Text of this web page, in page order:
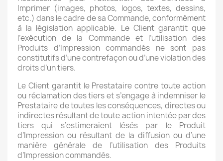
Imprimer (images, photos, logos, textes, dessins,
etc.) dans le cadre de sa Commande, conformément
à la législation applicable. Le Client garantit que
l’exécution de la Commande et l’utilisation des
Produits d’Impression commandés ne sont pas
constitutifs d’une contrefaçon ou d’une violation des
droits d’un tiers.
Le Client garantit le Prestataire contre toute action
ou réclamation des tiers et s’engage à indemniser le
Prestataire de toutes les conséquences, directes ou
indirectes résultant de toute action intentée par des
tiers qui s’estimeraient lésés par le Produit
d’Impression ou résultant de la diffusion ou d’une
manière générale de l’utilisation des Produits
d’Impression commandés.